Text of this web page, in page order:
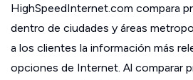
HighSpeedInternet.com compara
dentro de ciudades y áreas
a los clientes la información más
opciones de Internet. Al comparar